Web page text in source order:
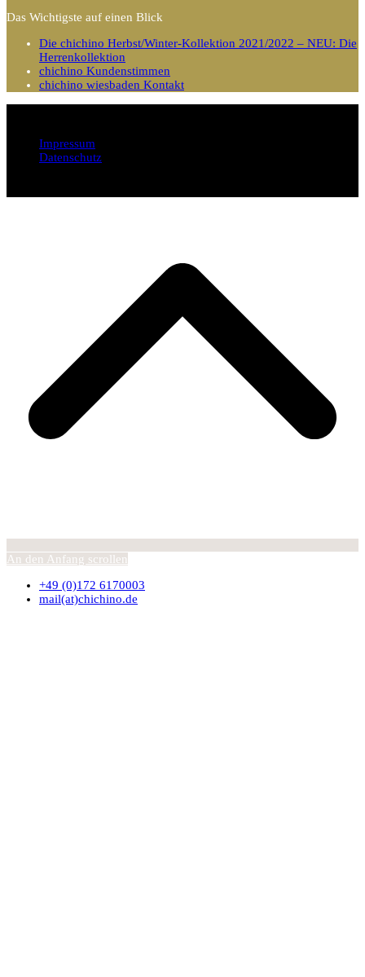
Das Wichtigste auf einen Blick
Die chichino Herbst/Winter-Kollektion 2021/2022 – NEU: Die
Herrenkollektion
chichino Kundenstimmen
chichino wiesbaden Kontakt
Impressum
Datenschutz
An den Anfang scrollen
+49 (0)172 6170003
mail(at)chichino.de